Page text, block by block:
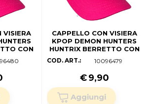
VISIERA
CON
(54
CAPPELLO CON VISIERA
KPOP DEMON HUNTERS
HUNTRIX BERRETTO CON
CHIUSURA REGOLABILE
BAMBINA - W17061MC (52
CM.)
COD. ART.: 10096479
€9,90